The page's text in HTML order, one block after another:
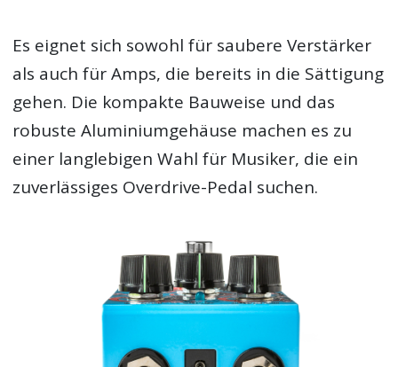
Es eignet sich sowohl für saubere Verstärker
als auch für Amps, die bereits in die Sättigung
gehen. Die kompakte Bauweise und das
robuste Aluminiumgehäuse machen es zu
einer langlebigen Wahl für Musiker, die ein
zuverlässiges Overdrive-Pedal suchen.